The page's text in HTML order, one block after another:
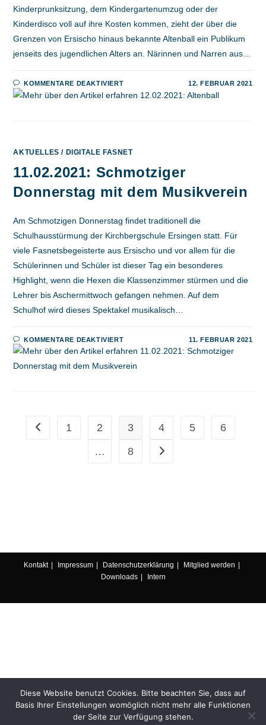
Kinderprunksitzung, dem Kindergartenumzug oder der
Kinderdisco voll auf ihre Kosten kommen, zieht der über die
Grenzen von Ersischo hinaus bekannte Altenball ein Publikum
jenseits des jugendlichen Alters an. Närinnen und Narren aus…
KOMMENTARE DEAKTIVIERTFÜR
12.02.2021:
ALTENBALL
12. FEBRUAR 2021
AKTUELLES / DIGITALE FASNET
11.02.2021: Schmotziger
Donnerstag mit dem Musikverein
Am Schmotzigen Donnerstag findet traditionell die
Schulhausstürmung der Kirchbergschule Ersingen statt. Für
viele Fasnetsbegeisterte aus Ersischo und vor allem für die
Schülerinnen und Schüler ist dieser Tag ein besonderes
Highlight, wenn die Hexen die Klassenzimmer stürmen und die
Lehrer bis Aschermittwoch gefangen nehmen. Auf dem
Schulhof wird dieses Spektakel musikalisch…
KOMMENTARE DEAKTIVIERTFÜR
11.02.2021:
SCHMOTZIGER
DONNERSTAG
MIT
11. FEBRUAR 2021
Zur vorherigen Seite
1 2 3 4 5
6
…
8 Zur nächsten Seite
Kontakt Impressum Datenschutzerklärung
Mitglied werden
Downloads
Intern
Diese Website benutzt Cookies. Bitte beachten Sie, dass auf
Basis Ihrer Einstellungen womöglich nicht mehr alle Funktionen
der Seite zur Verfügung stehen.